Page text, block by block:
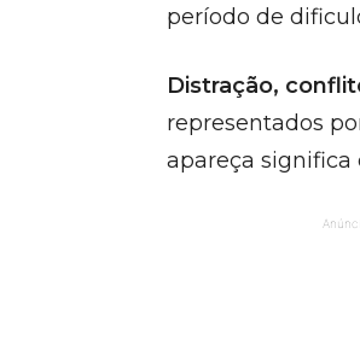
período de
Distração,
representados
apareça significa